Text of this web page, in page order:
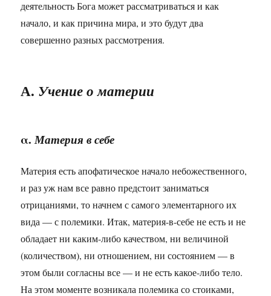
деятельность Бога может рассматриваться и как
начало, и как причина мира, и это будут два
совершенно разных рассмотрения.
А. Учение о материи
α.Материя в себе
Материя есть апофатическое начало небожественного,
и раз уж нам все равно предстоит заниматься
отрицаниями, то начнем с самого элементарного их
вида — с полемики. Итак, материя-в-себе не есть и не
обладает ни каким-либо качеством, ни величиной
(количеством), ни отношением, ни состоянием — в
этом были согласны все — и не есть какое-либо тело.
На этом моменте возникала полемика со стоиками,